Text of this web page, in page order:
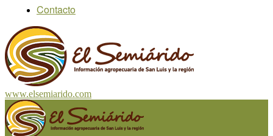
Contacto
www.elsemiarido.com